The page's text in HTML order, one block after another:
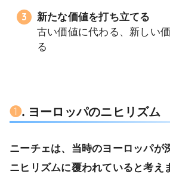
新たな価値を打ち立てる
古い価値に代わる、新しい
る
❶. ヨーロッパのニヒリズム
ニーチェは、当時のヨーロッパが
ニヒリズムに覆われていると考え